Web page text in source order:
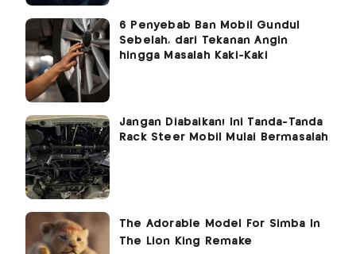
6 Penyebab Ban Mobil Gundul
Sebelah, dari Tekanan Angin
hingga Masalah Kaki-Kaki
Jangan Diabaikan! Ini Tanda-Tanda
Rack Steer Mobil Mulai Bermasalah